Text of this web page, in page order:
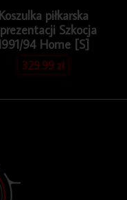
Koszulka piłkarska
Szkocja
94 Home [S]
329.99zł